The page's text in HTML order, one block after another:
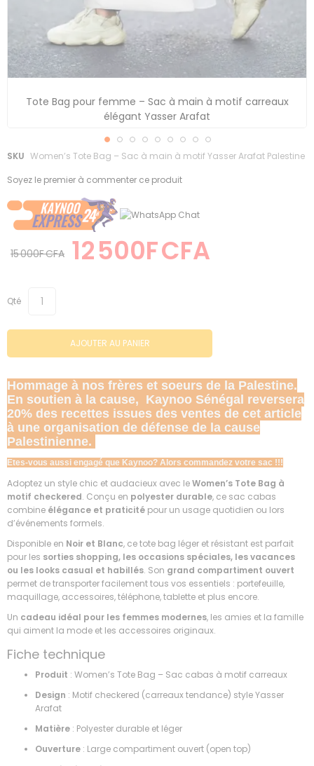
SKU Women’s Tote Bag – Sac à main à motif Yasser Arafat Palestine
Soyez le premier à commenter ce produit
12 500F CFA
15 000F CFA
Qté
AJOUTER AU PANIER
Hommage à nos frères et soeurs de la Palestine.
En soutien à la cause, Kaynoo Sénégal reversera
20% des recettes issues des ventes de cet article
à une organisation de défense de la cause
Palestinienne.
Etes-vous aussi engagé que Kaynoo? Alors commandez votre sac !!!
Adoptez un style chic et audacieux avec leWomen’s Tote Bag à
motif checkered. Conçu en polyester durable, ce sac cabas
combine élégance et praticité pour un usage quotidien ou lors
d’événements formels.
Disponible en Noir et Blanc, ce tote bag léger et résistant est parfait
pour les sorties shopping, les occasions spéciales, les vacances
ou les looks casual et habillés. Son grand compartiment ouvert
permet de transporter facilement tous vos essentiels : portefeuille,
maquillage, accessoires, téléphone, tablette et plus encore.
Un cadeau idéal pour les femmes modernes, les amies et la famille
qui aiment la mode et les accessoires originaux.
Fiche technique
Produit : Women’s Tote Bag – Sac cabas à motif carreaux
Design : Motif checkered (carreaux tendance) style Yasser
Arafat
Matière : Polyester durable et léger
Ouverture : Large compartiment ouvert (open top)
Tote Bag pour femme – Sac à main à motif carreaux
élégant Yasser Arafat
Skip
the
of
the
gallery